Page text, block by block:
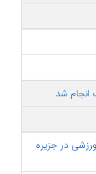
شد
در جزیره